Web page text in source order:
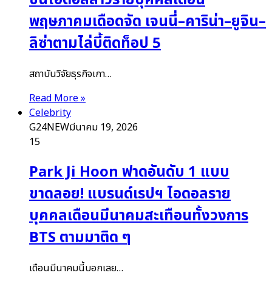
พฤษภาคมเดือดจัด เจนนี่–คาริน่า–ยูจิน–
ลิซ่าตามไล่บี้ติดท็อป 5
สถาบันวิจัยธุรกิจเกา…
Read More »
Celebrity
G24NEWมีนาคม 19, 2026
15
Park Ji Hoon ฟาดอันดับ 1 แบบ
ขาดลอย! แบรนด์เรปฯ ไอดอลราย
บุคคลเดือนมีนาคมสะเทือนทั้งวงการ
BTS ตามมาติด ๆ
เดือนมีนาคมนี้บอกเลย…